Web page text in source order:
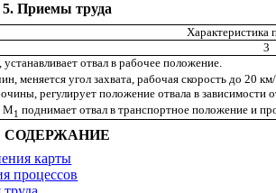
5. Приемы труда
Характеристика
3
устанавливает отвал в рабочее положение.
меняется угол захвата, рабочая скорость до 20 км/
регулирует положение отвала в зависимости
М1 поднимает отвал в транспортное положение и
СОДЕРЖАНИЕ
карты
процессов